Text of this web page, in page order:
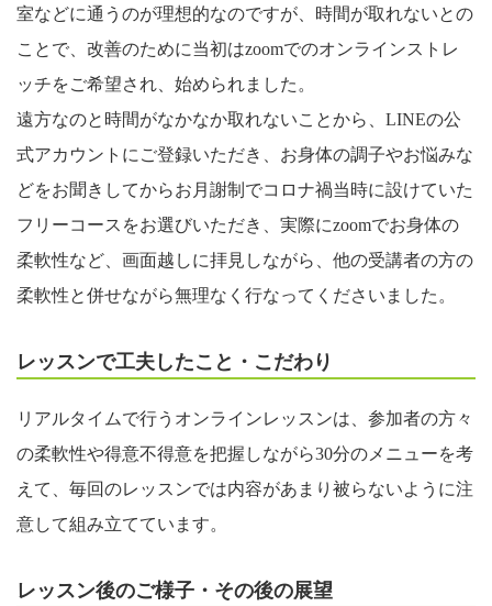
室などに通うのが理想的なのですが、時間が取れないとの
ことで、改善のために当初はzoomでのオンラインストレ
ッチをご希望され、始められました。
遠方なのと時間がなかなか取れないことから、LINEの公
式アカウントにご登録いただき、お身体の調子やお悩みな
どをお聞きしてからお月謝制でコロナ禍当時に設けていた
フリーコースをお選びいただき、実際にzoomでお身体の
柔軟性など、画面越しに拝見しながら、他の受講者の方の
柔軟性と併せながら無理なく行なってくださいました。
レッスンで工夫したこと・こだわり
リアルタイムで行うオンラインレッスンは、参加者の方々
の柔軟性や得意不得意を把握しながら30分のメニューを考
えて、毎回のレッスンでは内容があまり被らないように注
意して組み立てています。
レッスン後のご様子・その後の展望